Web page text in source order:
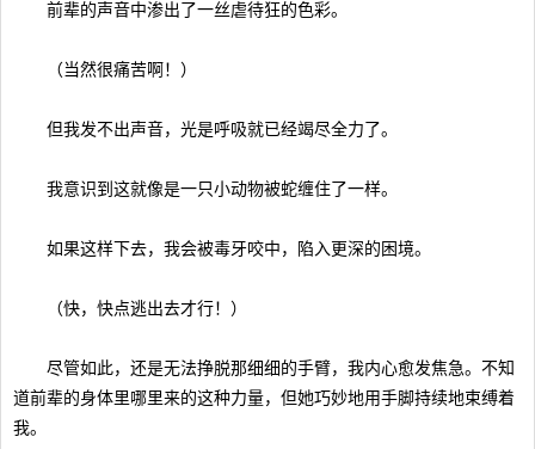
前辈的声音中渗出了一丝虐待狂的色彩。
（当然很痛苦啊！）
但我发不出声音，光是呼吸就已经竭尽全力了。
我意识到这就像是一只小动物被蛇缠住了一样。
如果这样下去，我会被毒牙咬中，陷入更深的困境。
（快，快点逃出去才行！）
尽管如此，还是无法挣脱那细细的手臂，我内心愈发焦急。不知
道前辈的身体里哪里来的这种力量，但她巧妙地用手脚持续地束缚着
我。